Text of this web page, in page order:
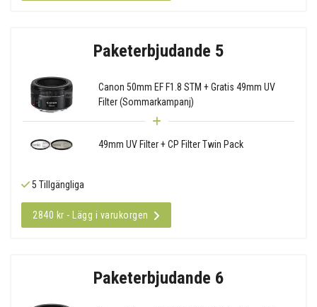
Paketerbjudande 5
Canon 50mm EF F1.8 STM + Gratis 49mm UV
Filter (Sommarkampanj)
49mm UV Filter + CP Filter Twin Pack
5 Tillgängliga
2840 kr - Lägg i varukorgen
Paketerbjudande 6